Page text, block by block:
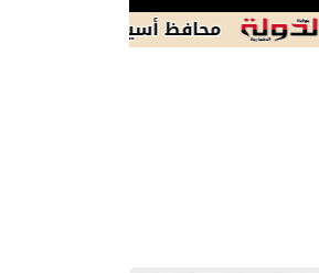
محافظ أسيوط: الانتهاء من أعمال